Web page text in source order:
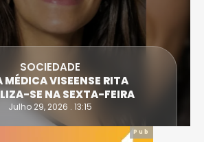
SOCIEDADE
MÉDICA VISEENSE RITA
SE NA SEXTA-FEIRA
Julho 29, 2026 . 13:15
Pub